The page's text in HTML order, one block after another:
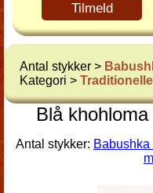
Tilmeld
Antal stykker >
Kategori >
Blå
Antal stykker: Babushka